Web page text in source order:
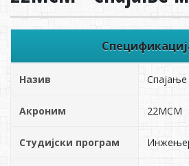
Назив Спајање
Акроним 22МСМ
Студијски програм